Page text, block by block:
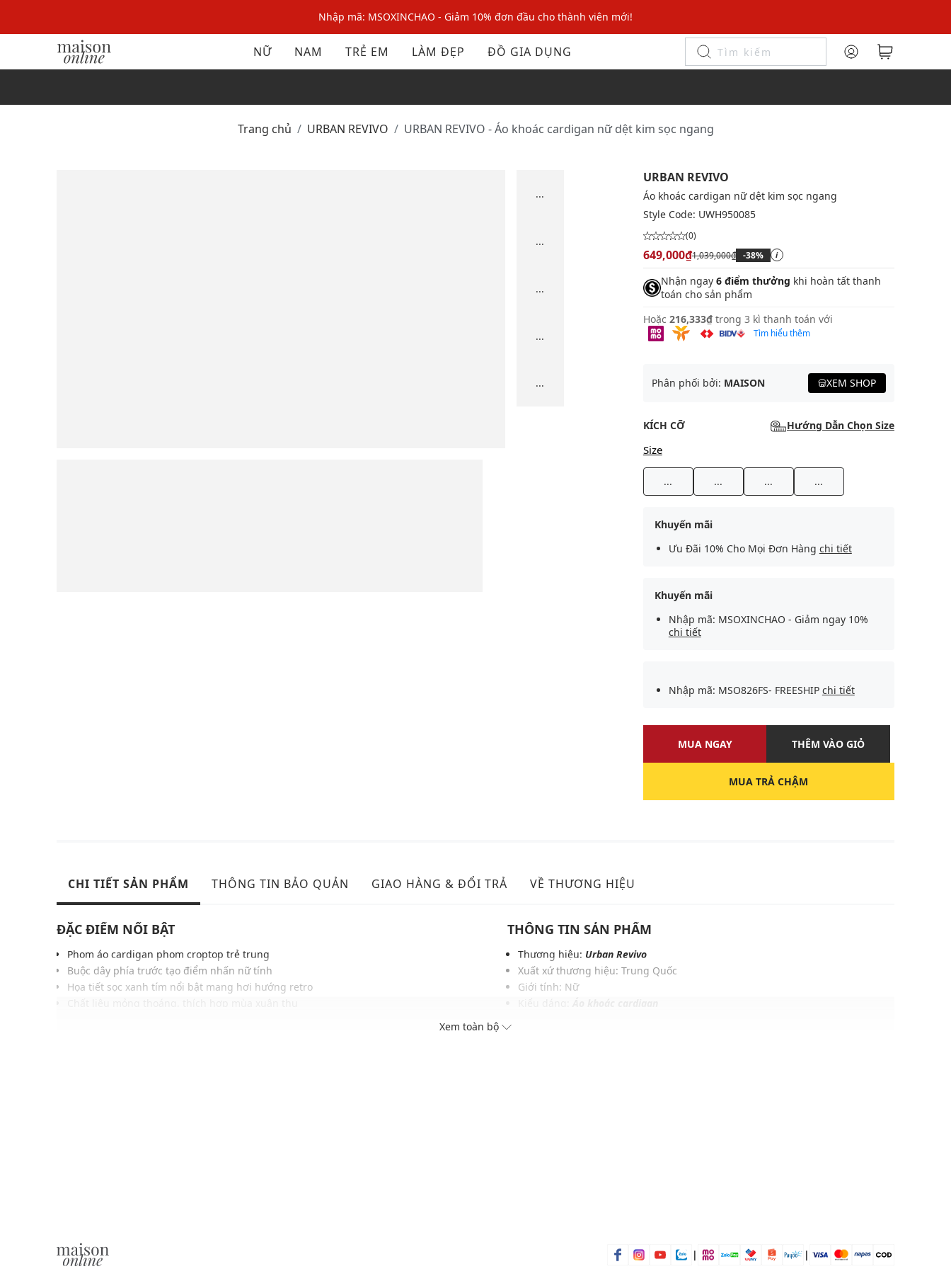
Nhập mã: MSOXINCHAO - Giảm 10% đơn đầu cho thành viên mới!
Nhập mã MSOPAY100: giảm ngay 10% khi thanh toán trực tuyến
Nhập mã: MSOXINCHAO - Giảm 10% đơn đầu cho thành viên mới!
NỮ NAM TRẺ EM LÀM ĐẸP ĐỒ GIA DỤNG
Trang chủ URBAN REVIVO URBAN REVIVO - Áo khoác cardigan nữ dệt kim sọc ngang
...
...
...
...
...
URBAN REVIVO
Áo khoác cardigan nữ dệt kim sọc ngang
Style Code: UWH950085
(0)
649,000₫1,039,000₫ -38% i
Nhận ngay 6 điểm thưởng khi hoàn tất thanh
toán cho sản phẩm
Hoặc 216,333₫ trong 3 kì thanh toán với
Tìm hiểu thêm
Phân phối bởi: MAISON XEM SHOP
KÍCH CỠ Hướng Dẫn Chọn Size
Size
... ... ... ...
Khuyến mãi
Ưu Đãi 10% Cho Mọi Đơn Hàng chi tiết
Khuyến mãi
Nhập mã: MSOXINCHAO - Giảm ngay 10%
chi tiết
Nhập mã: MSO826FS- FREESHIP chi tiết
MUA NGAY THÊM VÀO GIỎ
MUA TRẢ CHẬM
CHI TIẾT SẢN PHẨM THÔNG TIN BẢO QUẢN GIAO HÀNG & ĐỔI TRẢ VỀ THƯƠNG HIỆU
ĐẶC ĐIỂM NỔI BẬT
Phom áo cardigan phom croptop trẻ trung
Buộc dây phía trước tạo điểm nhấn nữ tính
Họa tiết sọc xanh tím nổi bật mang hơi hướng retro
THÔNG TIN SẢN PHẨM
Thương hiệu: Urban Revivo
Xuất xứ thương hiệu: Trung Quốc
Giới tính: Nữ
Xem toàn bộ
| |